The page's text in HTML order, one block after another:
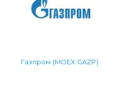
Газпром (MOEX:GAZP)